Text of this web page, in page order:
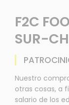
F2C
SUR-
Nuestro
otras cosas, a
salario de los